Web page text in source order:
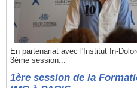
En partenariat avec l'Institut In-
3ème session...
1ère session de la